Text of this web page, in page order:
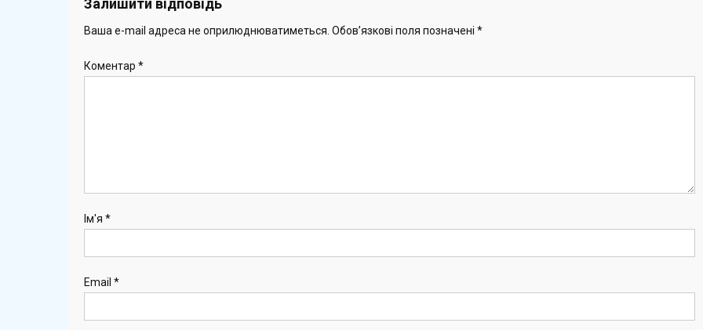
Залишити відповідь
Ваша e-mail адреса не оприлюднюватиметься. Обов’язкові поля позначені *
Коментар *
Ім'я *
Email *